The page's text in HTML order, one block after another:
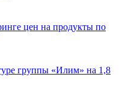
цен на продукты по
группы «Илим» на 1,8